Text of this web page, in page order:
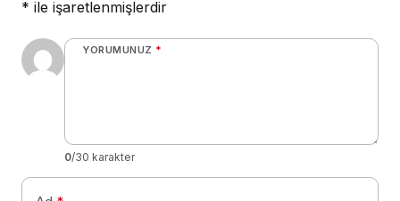
* ile işaretlenmişlerdir
YORUMUNUZ *
0/30 karakter